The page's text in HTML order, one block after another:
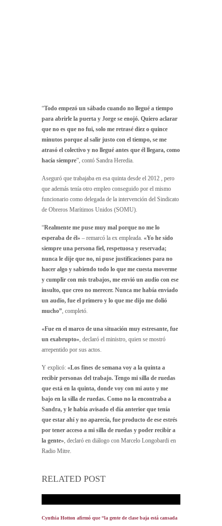
“Todo empezó un sábado cuando no llegué a tiempo
para abrirle la puerta y Jorge se enojó. Quiero aclarar
que no es que no fui, solo me retrasé diez o quince
minutos porque al salir justo con el tiempo, se me
atrasó el colectivo y no llegué antes que él llegara, como
hacía siempre”, contó Sandra Heredia.
Aseguró que trabajaba en esa quinta desde el 2012 , pero
que además tenía otro empleo conseguido por el mismo
funcionario como delegada de la intervención del Sindicato
de Obreros Marítimos Unidos (SOMU).
“Realmente me puse muy mal porque no me lo
esperaba de él» – remarcó la ex empleada. «Yo he sido
siempre una persona fiel, respetuosa y reservada;
nunca le dije que no, ni puse justificaciones para no
hacer algo y sabiendo todo lo que me cuesta moverme
y cumplir con mis trabajos, me envió un audio con ese
insulto, que creo no merecer. Nunca me había enviado
un audio, fue el primero y lo que me dijo me dolió
mucho” , completó.
«Fue en el marco de una situación muy estresante, fue
un exabrupto» , declaró el ministro, quien se mostró
arrepentido por sus actos.
Y explicó: «Los fines de semana voy a la quinta a
recibir personas del trabajo. Tengo mi silla de ruedas
que está en la quinta, donde voy con mi auto y me
bajo en la silla de ruedas. Como no la encontraba a
Sandra, y le había avisado el día anterior que tenía
que estar ahí y no aparecía, fue producto de ese estrés
por tener acceso a mi silla de ruedas y poder recibir a
la gente» , declaró en diálogo con Marcelo Longobardi en
Radio Mitre.
RELATED POST
Cynthia Hotton afirmó que “la gente de clase baja está cansada